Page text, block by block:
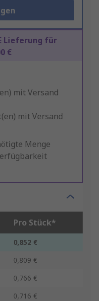
Lieferung für
€
mit Versand
mit Versand
Menge
Pro Stück*
0,852 €
0,809 €
0,766 €
0,716 €